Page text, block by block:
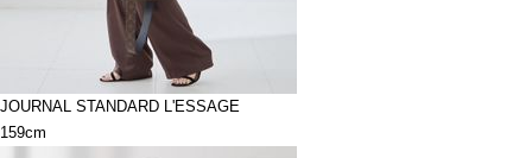
JOURNAL STANDARD L'ESSAGE
159cm